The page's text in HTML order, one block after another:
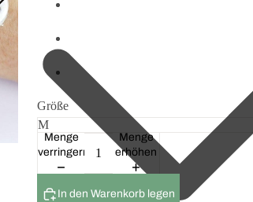
Größe
Menge
verringern
Menge
erhöhen
In den Warenkorb legen